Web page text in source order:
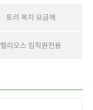
토리 복지 요금제
헬리오스 임직원전용